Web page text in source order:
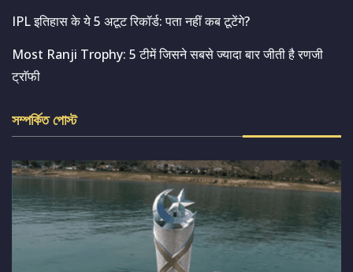
IPL इतिहास के ये 5 अटूट रिकॉर्ड: पता नहीं कब टूटेंगे?
Most Ranji Trophy: 5 टीमें जिसने सबसे ज्यादा बार जीती है रणजी
ट्राॅफी
সম্পর্কিত পোস্ট